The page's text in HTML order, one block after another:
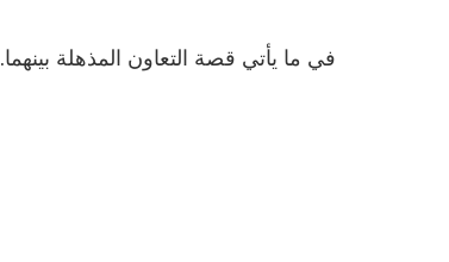
في ما يأتي قصة التعاون المذهلة بينهما.